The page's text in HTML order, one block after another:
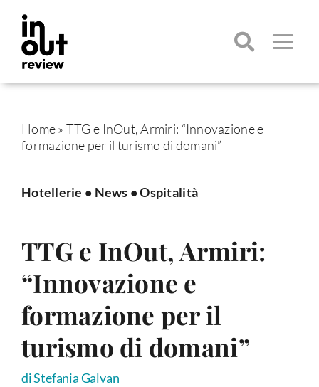
contenuto
Toggle
per:
Home» TTG e InOut, Armiri: “Innovazione e
formazione per il turismo di domani”
Hotellerie • News •Ospitalità
TTG e InOut, Armiri:
“Innovazione e
formazione per il
turismo di domani”
di Stefania Galvan